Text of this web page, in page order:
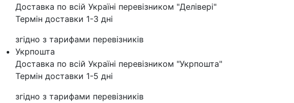
Доставка по всій Україні перевізником "Делівері"
Термін доставки 1-3 дні
згідно з тарифами перевізників
Укрпошта
Доставка по всій Україні перевізником "Укрпошта"
Термін доставки 1-5 дні
згідно з тарифами перевізників